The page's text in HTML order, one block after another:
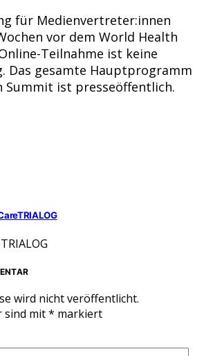
für Medienvertreter:innen
vor dem World Health
Teilnahme ist keine
Das gesamte Hauptprogramm
Summit ist presseöffentlich.
wird nicht veröffentlicht.
sind mit* markiert